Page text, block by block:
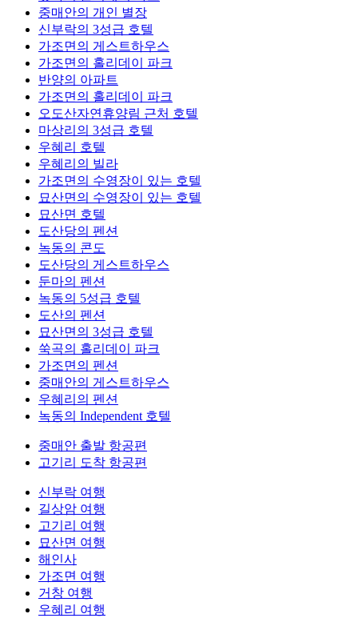
중매안의 개인 별장
신부락의 3성급 호텔
가조면의 게스트하우스
가조면의 홀리데이 파크
반양의 아파트
가조면의 홀리데이 파크
오도산자연휴양림 근처 호텔
마상리의 3성급 호텔
우혜리 호텔
우혜리의 빌라
가조면의 수영장이 있는 호텔
묘산면의 수영장이 있는 호텔
묘산면 호텔
도산당의 펜션
녹동의 콘도
도산당의 게스트하우스
둔마의 펜션
녹동의 5성급 호텔
도산의 펜션
묘산면의 3성급 호텔
쑥곡의 홀리데이 파크
가조면의 펜션
중매안의 게스트하우스
우혜리의 펜션
녹동의 Independent 호텔
중매안 출발 항공편
고기리 도착 항공편
신부락 여행
길상암 여행
고기리 여행
묘산면 여행
해인사
가조면 여행
거창 여행
우혜리 여행